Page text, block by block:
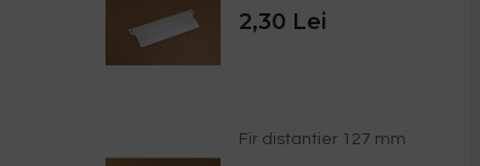
2,30 Lei
Fir distantier 127 mm